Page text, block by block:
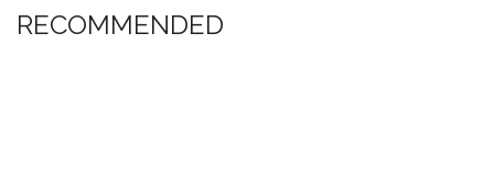
RECOMMENDED